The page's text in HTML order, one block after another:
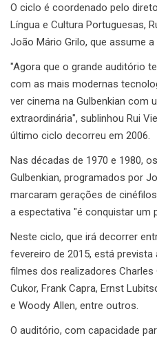
O ciclo é coordenado pelo
Língua e Cultura Portuguesas,
João Mário Grilo, que assume
"Agora que o grande auditório
com as mais modernas
ver cinema na Gulbenkian com
extraordinária", sublinhou Rui
último ciclo decorreu em 2006.
Nas décadas de 1970 e 1980,
Gulbenkian, programados por
marcaram gerações de
a espectativa "é conquistar um
Neste ciclo, que irá decorrer
fevereiro de 2015, está
filmes dos realizadores Charles
Cukor, Frank Capra, Ernst
e Woody Allen, entre outros.
O auditório, com capacidade